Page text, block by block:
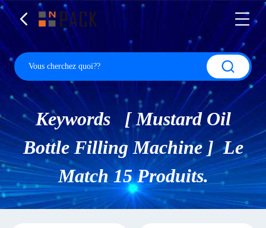
Keywords [ Mustard Oil
Bottle Filling Machine ] Le
Match 15 Produits.